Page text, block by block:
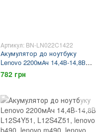
Артикул: BN-LN022C1422
Акумулятор до ноутбуку
Lenovo 2200мАч 14,4В-14,8В
l12m4a01, l12s4f01, l12l4a01,
l12s4a01, lenovo flex 14, lenovo
782 грн